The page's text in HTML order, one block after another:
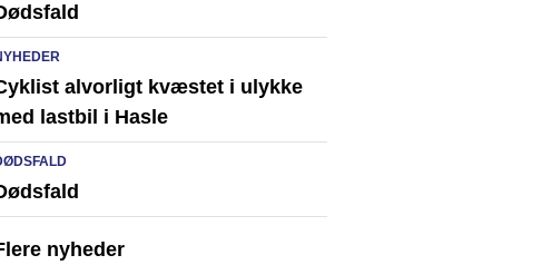
alvorligt kvæstet i ulykke
lastbil i Hasle
nyheder